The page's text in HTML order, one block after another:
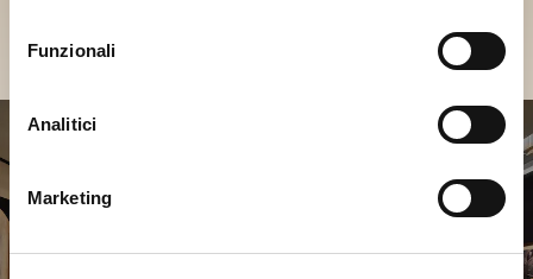
Funzionali
Analitici
Marketing